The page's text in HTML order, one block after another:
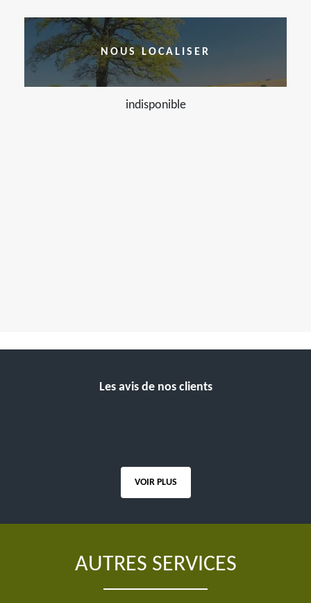
NOUS LOCALISER
indisponible
Les avis de nos clients
VOIR PLUS
AUTRES SERVICES